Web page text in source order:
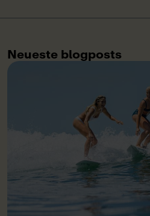
Neueste blogposts